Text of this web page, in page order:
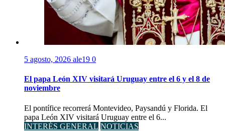
5 agosto, 2026 ale19 0
El papa León XIV visitará Uruguay entre el 6 y el 8 de
noviembre
El pontífice recorrerá Montevideo, Paysandú y Florida. El
papa León XIV visitará Uruguay entre el 6...
INTERÉS GENERAL NOTICIAS